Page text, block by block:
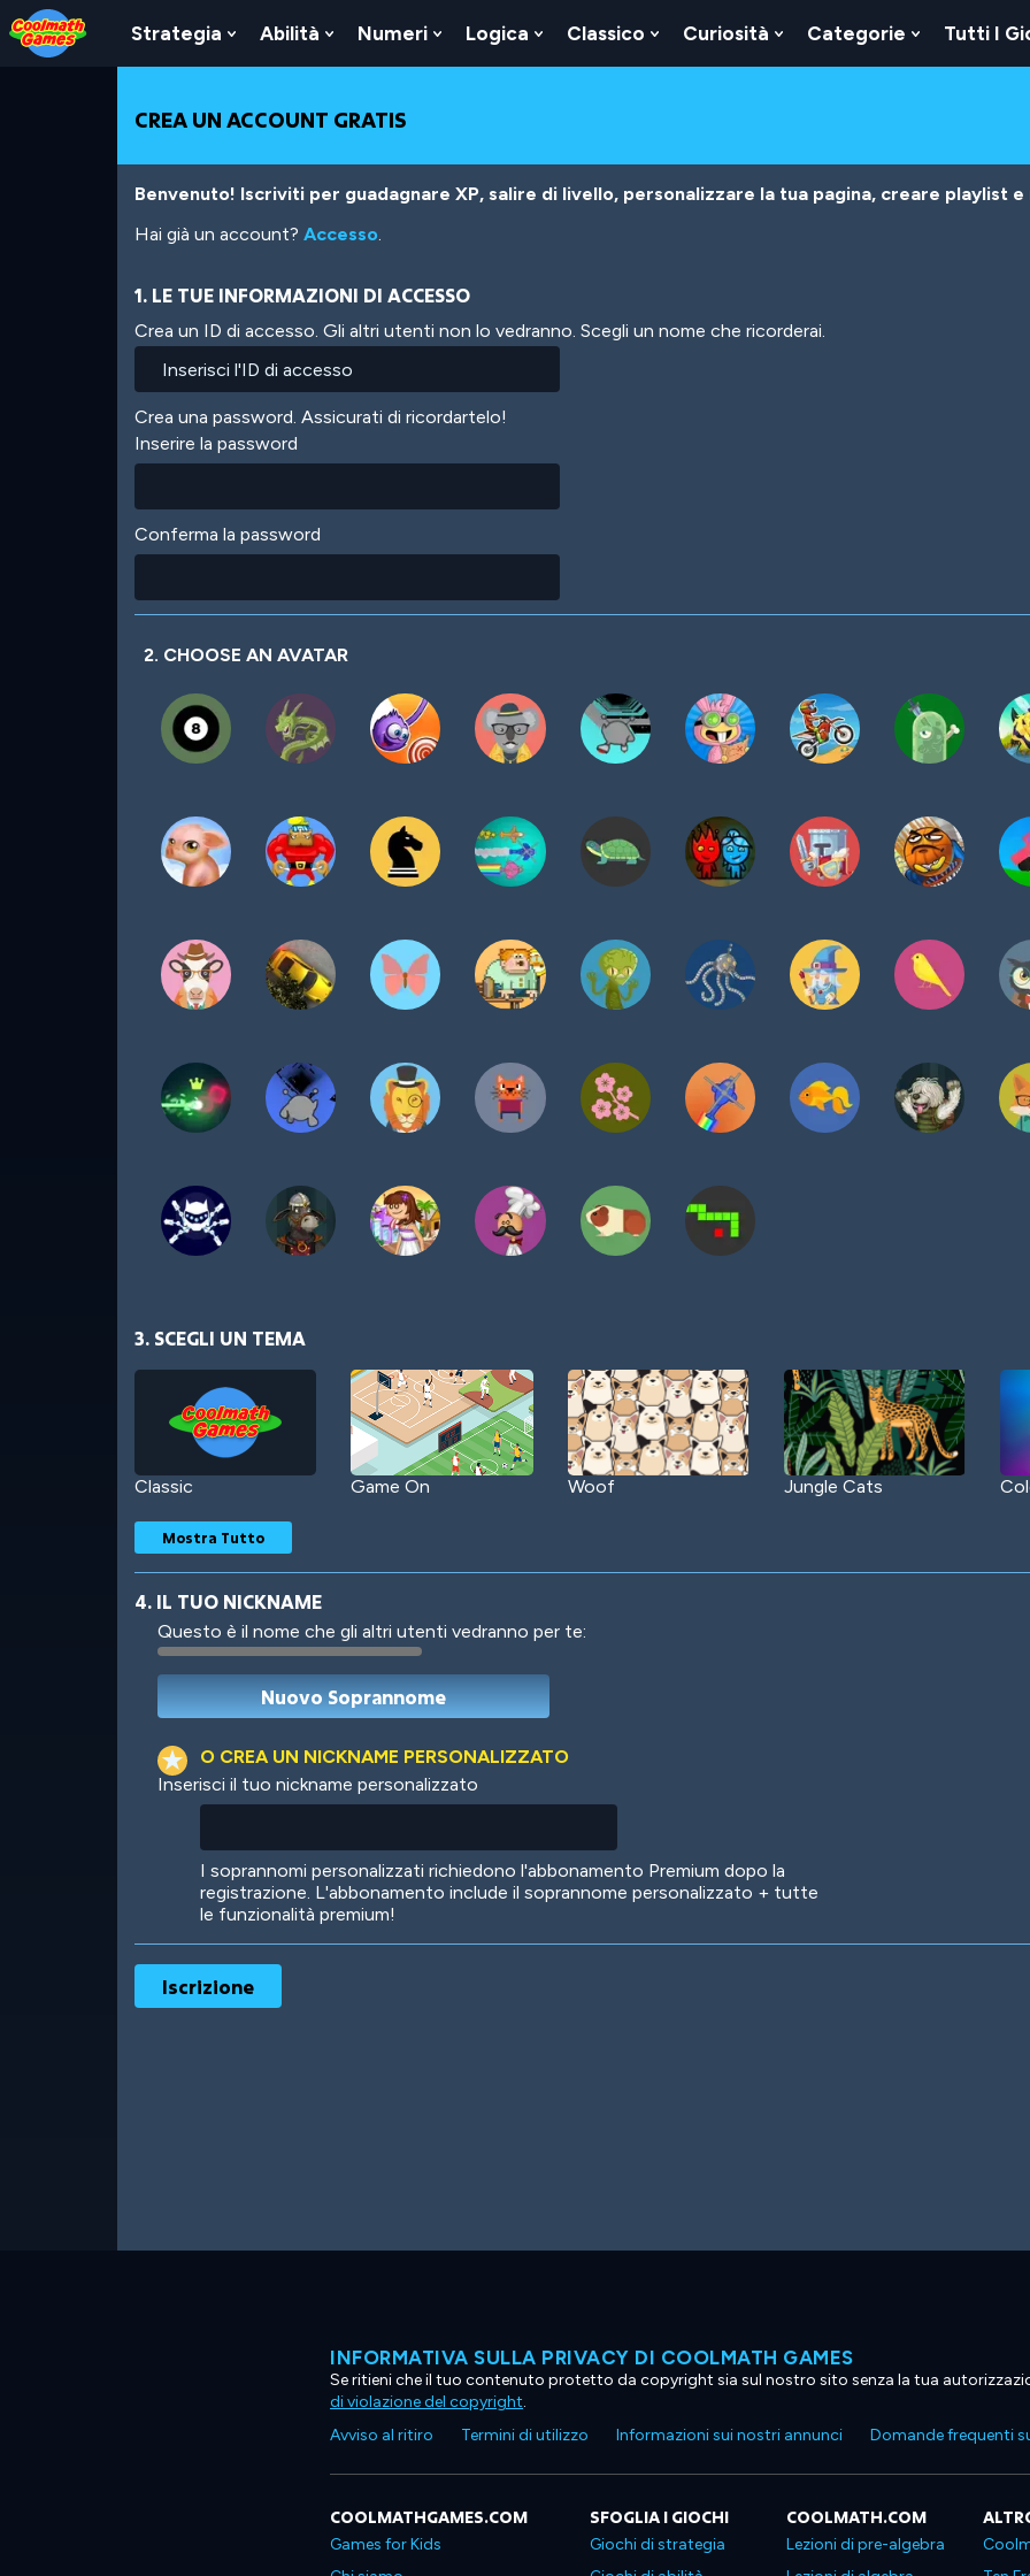
Skip
to
Top
Skip
to
Navigation
Skip
to
Main
Skip
to
Footer
Salta
al
contenuto
Strategia
Show
Submenu
Strategia
Abilità
Show
Submenu
Abilità
Numeri
Show
Submenu
Logica
Show
Submenu
Classico
Show
Submenu
Curiosità
Show
Submenu
Categorie
Show
Submenu
Tutti I
CREA UN ACCOUNT GRATIS
Benvenuto! Iscriviti per guadagnare XP, salire di livello, personalizzare la tua pagina, creare playlist
Hai già un account? Accesso.
1. LE TUE INFORMAZIONI DI ACCESSO
Crea un ID di accesso. Gli altri utenti non lo vedranno. Scegli un nome che ricorderai.
Crea una password. Assicurati di ricordartelo!
Inserire la password
Conferma la password
2. CHOOSE AN AVATAR
3. SCEGLI UN TEMA
Classic Game On Woof Jungle Cats
Robotic International
Ooh! Aah!
Mostra Tutto
4. IL TUO NICKNAME
Questo è il nome che gli altri utenti vedranno per te:
O CREA UN NICKNAME PERSONALIZZATO
Inserisci il tuo nickname personalizzato
I soprannomi personalizzati richiedono l'abbonamento Premium dopo la
registrazione. L'abbonamento include il soprannome personalizzato + tutte
le funzionalità premium!
INFORMATIVA SULLA PRIVACY DI COOLMATH GAMES
Se ritieni che il tuo contenuto protetto da copyright sia sul nostro sito senza la tua
di violazione del copyright.
Avviso al ritiro
Termini di utilizzo Informazioni sui nostri annunci Domande frequenti
COOLMATHGAMES.COM
Games for Kids
SFOGLIA I GIOCHI
Giochi di strategia
COOLMATH.COM
Lezioni di pre-algebra